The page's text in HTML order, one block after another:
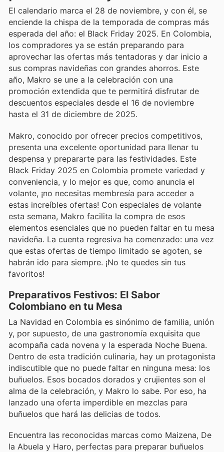
El calendario marca el 28 de noviembre, y con él, se
enciende la chispa de la temporada de compras más
esperada del año: el Black Friday 2025. En Colombia,
los compradores ya se están preparando para
aprovechar las ofertas más tentadoras y dar inicio a
sus compras navideñas con grandes ahorros. Este
año, Makro se une a la celebración con una
promoción extendida que te permitirá disfrutar de
descuentos especiales desde el 16 de noviembre
hasta el 31 de diciembre de 2025.
Makro, conocido por ofrecer precios competitivos,
presenta una excelente oportunidad para llenar tu
despensa y prepararte para las festividades. Este
Black Friday 2025 en Colombia promete variedad y
conveniencia, y lo mejor es que, como anuncia el
volante, ¡no necesitas membresía para acceder a
estas increíbles ofertas! Con especiales de volante
esta semana, Makro facilita la compra de esos
elementos esenciales que no pueden faltar en tu mesa
navideña. La cuenta regresiva ha comenzado: una vez
que estas ofertas de tiempo limitado se agoten, se
habrán ido para siempre. ¡No te quedes sin tus
favoritos!
Preparativos Festivos: El Sabor
Colombiano en tu Mesa
La Navidad en Colombia es sinónimo de familia, unión
y, por supuesto, de una gastronomía exquisita que
acompaña cada novena y la esperada Noche Buena.
Dentro de esta tradición culinaria, hay un protagonista
indiscutible que no puede faltar en ninguna mesa: los
buñuelos. Esos bocados dorados y crujientes son el
alma de la celebración, y Makro lo sabe. Por eso, ha
lanzado una oferta imperdible en mezclas para
buñuelos que hará las delicias de todos.
Encuentra las reconocidas marcas como Maizena, De
la Abuela y Haro, perfectas para preparar buñuelos